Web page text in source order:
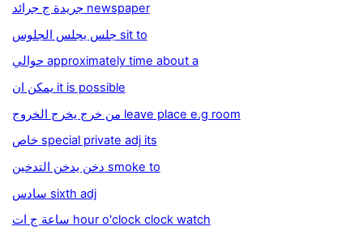
جريدة ج جرائد newspaper
جلس يجلس الجلوس sit to
حوالي approximately time about a
يمكن ان it is possible
من خرج يخرج الخروج leave place e.g room
خاص special private adj its
دخن يدخن التدخين smoke to
سادس sixth adj
ساعة ج ات hour o'clock clock watch